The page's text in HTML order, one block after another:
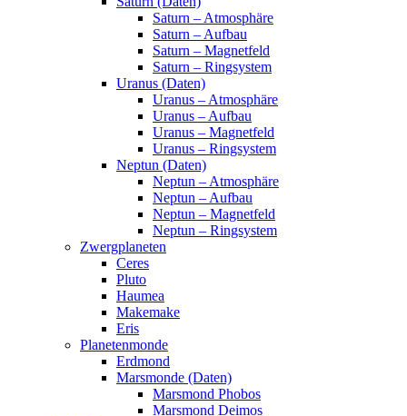
Saturn – Atmosphäre
Saturn – Aufbau
Saturn – Magnetfeld
Saturn – Ringsystem
Uranus (Daten)
Uranus – Atmosphäre
Uranus – Aufbau
Uranus – Magnetfeld
Uranus – Ringsystem
Neptun (Daten)
Neptun – Atmosphäre
Neptun – Aufbau
Neptun – Magnetfeld
Neptun – Ringsystem
Zwergplaneten
Ceres
Pluto
Haumea
Makemake
Eris
Planetenmonde
Erdmond
Marsmonde (Daten)
Marsmond Phobos
Marsmond Deimos